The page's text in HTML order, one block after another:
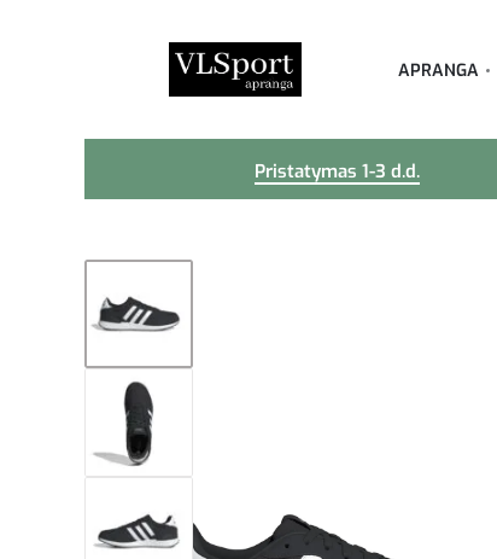
APRANGA
Pristatymas 1-3 d.d.